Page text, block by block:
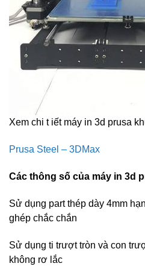
Xem chi t iết máy in 3d prusa
Prusa Steel – 3DMax
Các thông số của máy in 3d
Sử dụng part thép dày 4mm
ghép chắc chắn
Sử dụng ti trượt tròn và con
không rơ lắc